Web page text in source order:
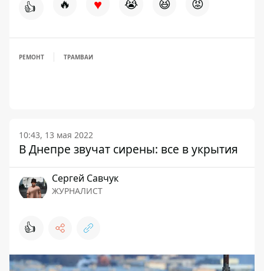
👍 🔥 😭 😆 😡
РЕМОНТ ТРАМВАИ
10:43, 13 мая 2022
В Днепре звучат сирены: все в укрытия
Сергей Савчук
ЖУРНАЛИСТ
👍